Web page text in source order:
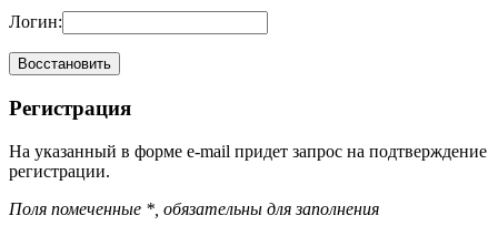
Логин:
Регистрация
На указанный в форме e-mail придет запрос на подтверждение
регистрации.
Поля помеченные *, обязательны для заполнения